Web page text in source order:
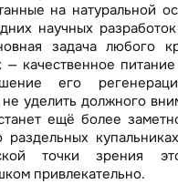
на натуральной
научных
задача любого
— качественное
его
уделить должного
ещё более
раздельных
точки зрения
привлекательно.